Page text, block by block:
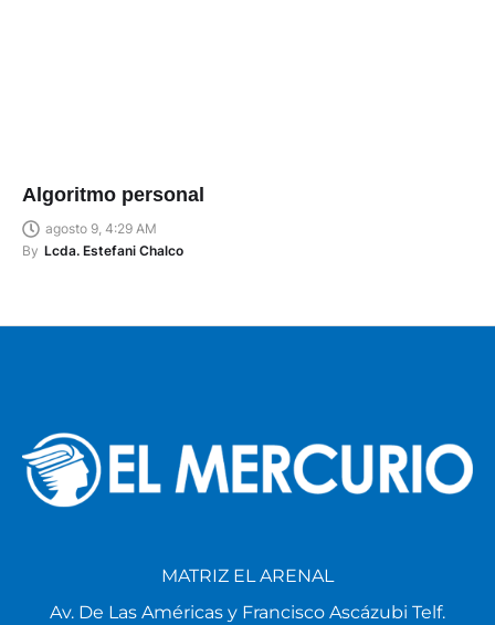
Algoritmo personal
agosto 9, 4:29 AM
By Lcda. Estefani Chalco
MATRIZ EL ARENAL
Av. De Las Américas y Francisco Ascázubi Telf.